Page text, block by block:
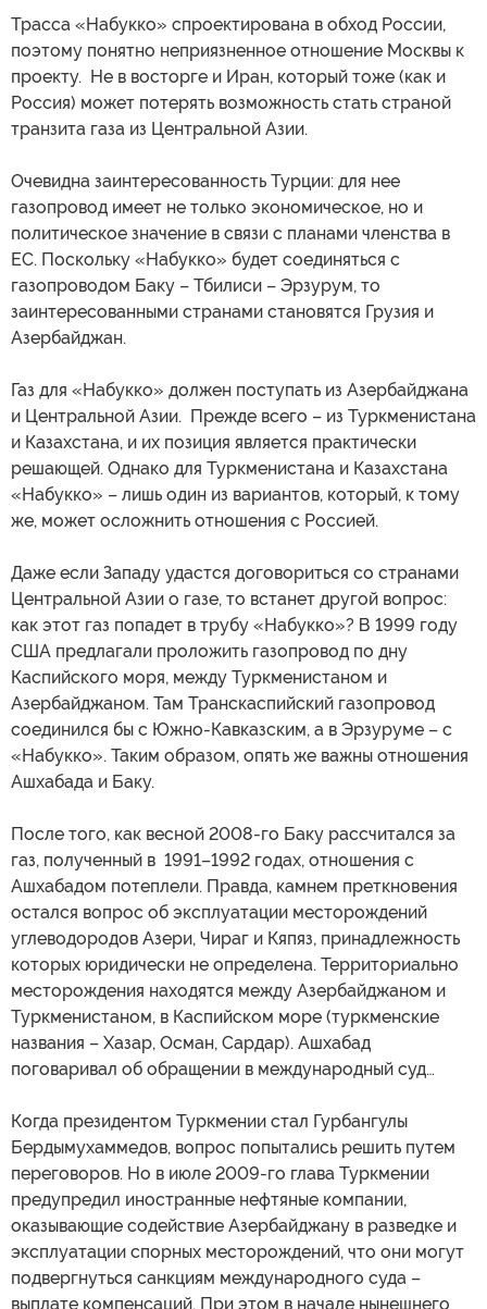
Трасса «Набукко» спроектирована в обход России,
поэтому понятно неприязненное отношение Москвы к
проекту. Не в восторге и Иран, который тоже (как и
Россия) может потерять возможность стать страной
транзита газа из Центральной Азии.
Очевидна заинтересованность Турции: для нее
газопровод имеет не только экономическое, но и
политическое значение в связи с планами членства в
ЕС. Поскольку «Набукко» будет соединяться с
газопроводом Баку – Тбилиси – Эрзурум, то
заинтересованными странами становятся Грузия и
Азербайджан.
Газ для «Набукко» должен поступать из Азербайджана
и Центральной Азии. Прежде всего – из Туркменистана
и Казахстана, и их позиция является практически
решающей. Однако для Туркменистана и Казахстана
«Набукко» – лишь один из вариантов, который, к тому
же, может осложнить отношения с Россией.
Даже если Западу удастся договориться со странами
Центральной Азии о газе, то встанет другой вопрос:
как этот газ попадет в трубу «Набукко»? В 1999 году
США предлагали проложить газопровод по дну
Каспийского моря, между Туркменистаном и
Азербайджаном. Там Транскаспийский газопровод
соединился бы с Южно-Кавказским, а в Эрзуруме – с
«Набукко». Таким образом, опять же важны отношения
Ашхабада и Баку.
После того, как весной 2008-го Баку рассчитался за
газ, полученный в 1991–1992 годах, отношения с
Ашхабадом потеплели. Правда, камнем преткновения
остался вопрос об эксплуатации месторождений
углеводородов Азери, Чираг и Кяпяз, принадлежность
которых юридически не определена. Территориально
месторождения находятся между Азербайджаном и
Туркменистаном, в Каспийском море (туркменские
названия – Хазар, Осман, Сардар). Ашхабад
поговаривал об обращении в международный суд…
Когда президентом Туркмении стал Гурбангулы
Бердымухаммедов, вопрос попытались решить путем
переговоров. Но в июле 2009-го глава Туркмении
предупредил иностранные нефтяные компании,
оказывающие содействие Азербайджану в разведке и
эксплуатации спорных месторождений, что они могут
подвергнуться санкциям международного суда –
выплате компенсаций. При этом в начале нынешнего